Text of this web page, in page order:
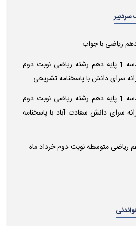
نمونه سوال امتحان هندسه 1 پایه دهم رشته ریاضی نوبت دوم
سرای دانش با پاسخنامه تشریحی
نمونه سوال امتحان هندسه 1 پایه دهم رشته ریاضی نوبت دوم
سرای دانش سعادت آباد با پاسخنامه